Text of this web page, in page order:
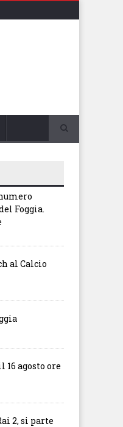
Foggia.
al Calcio
agosto ore
2, si parte